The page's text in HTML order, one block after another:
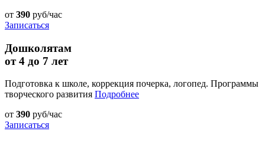
от 390 руб/час
Записаться
Дошколятам
от 4 до 7 лет
Подготовка к школе, коррекция почерка, логопед. Программы
творческого развития Подробнее
от 390 руб/час
Записаться